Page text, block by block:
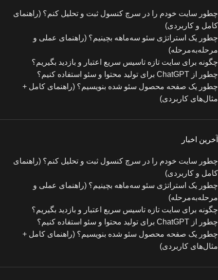
چطور سایت خودم را در سرچ کنسول ثبت و تحلیل کنم؟ (راهنمای
کامل و کاربردی)
چطور یک استراتژی سئو سه‌ماهه بچینیم؟ (راهنمای عملی و
مرحله‌به‌مرحله)
چگونه برای سایت تازه‌ تاسیس سریع اعتبار و بازدید بگیریم؟
چطور از ChatGPT برای تولید محتوا و سئو استفاده کنیم؟
چطور یک صفحه محصول سئو شده بنویسیم؟ (راهنمای کامل +
مثال‌های کاربردی)
آخرین اخبار
چطور سایت خودم را در سرچ کنسول ثبت و تحلیل کنم؟ (راهنمای
کامل و کاربردی)
چطور یک استراتژی سئو سه‌ماهه بچینیم؟ (راهنمای عملی و
مرحله‌به‌مرحله)
چگونه برای سایت تازه‌ تاسیس سریع اعتبار و بازدید بگیریم؟
چطور از ChatGPT برای تولید محتوا و سئو استفاده کنیم؟
چطور یک صفحه محصول سئو شده بنویسیم؟ (راهنمای کامل +
مثال‌های کاربردی)